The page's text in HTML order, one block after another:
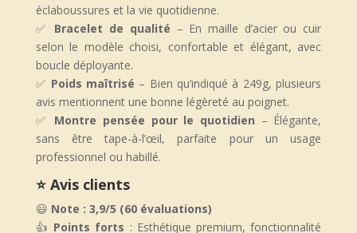
éclaboussures et la vie quotidienne.
✅ Bracelet de qualité – En maille d’acier ou cuir
selon le modèle choisi, confortable et élégant, avec
boucle déployante.
✅ Poids maîtrisé – Bien qu’indiqué à 249g, plusieurs
avis mentionnent une bonne légèreté au poignet.
✅ Montre pensée pour le quotidien – Élégante,
sans être tape-à-l’œil, parfaite pour un usage
professionnel ou habillé.
⭐ Avis clients
😃 Note : 3,9/5 (60 évaluations)
👍 Points forts : Esthétique premium, fonctionnalité